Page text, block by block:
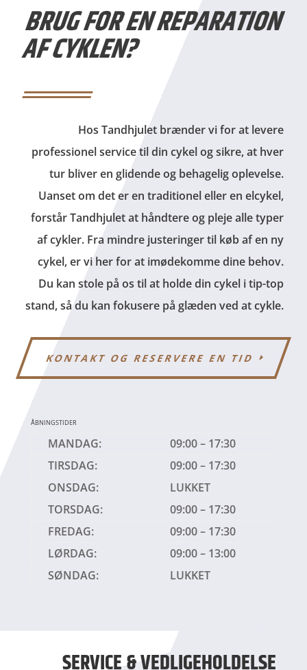
BRUG FOR EN REPARATION
AF CYKLEN?
Hos Tandhjulet brænder vi for at levere
professionel service til din cykel og sikre, at hver
tur bliver en glidende og behagelig oplevelse.
Uanset om det er en traditionel eller en elcykel,
forstår Tandhjulet at håndtere og pleje alle typer
af cykler. Fra mindre justeringer til køb af en ny
cykel, er vi her for at imødekomme dine behov.
Du kan stole på os til at holde din cykel i tip-top
stand, så du kan fokusere på glæden ved at cykle.
KONTAKT OG RESERVERE EN TID
ÅBNINGSTIDER
MANDAG:
09:00 – 17:30
TIRSDAG:
09:00 – 17:30
ONSDAG:
LUKKET
TORSDAG:
09:00 – 17:30
FREDAG:
09:00 – 17:30
LØRDAG:
09:00 – 13:00
SØNDAG:
LUKKET
SERVICE & VEDLIGEHOLDELSE